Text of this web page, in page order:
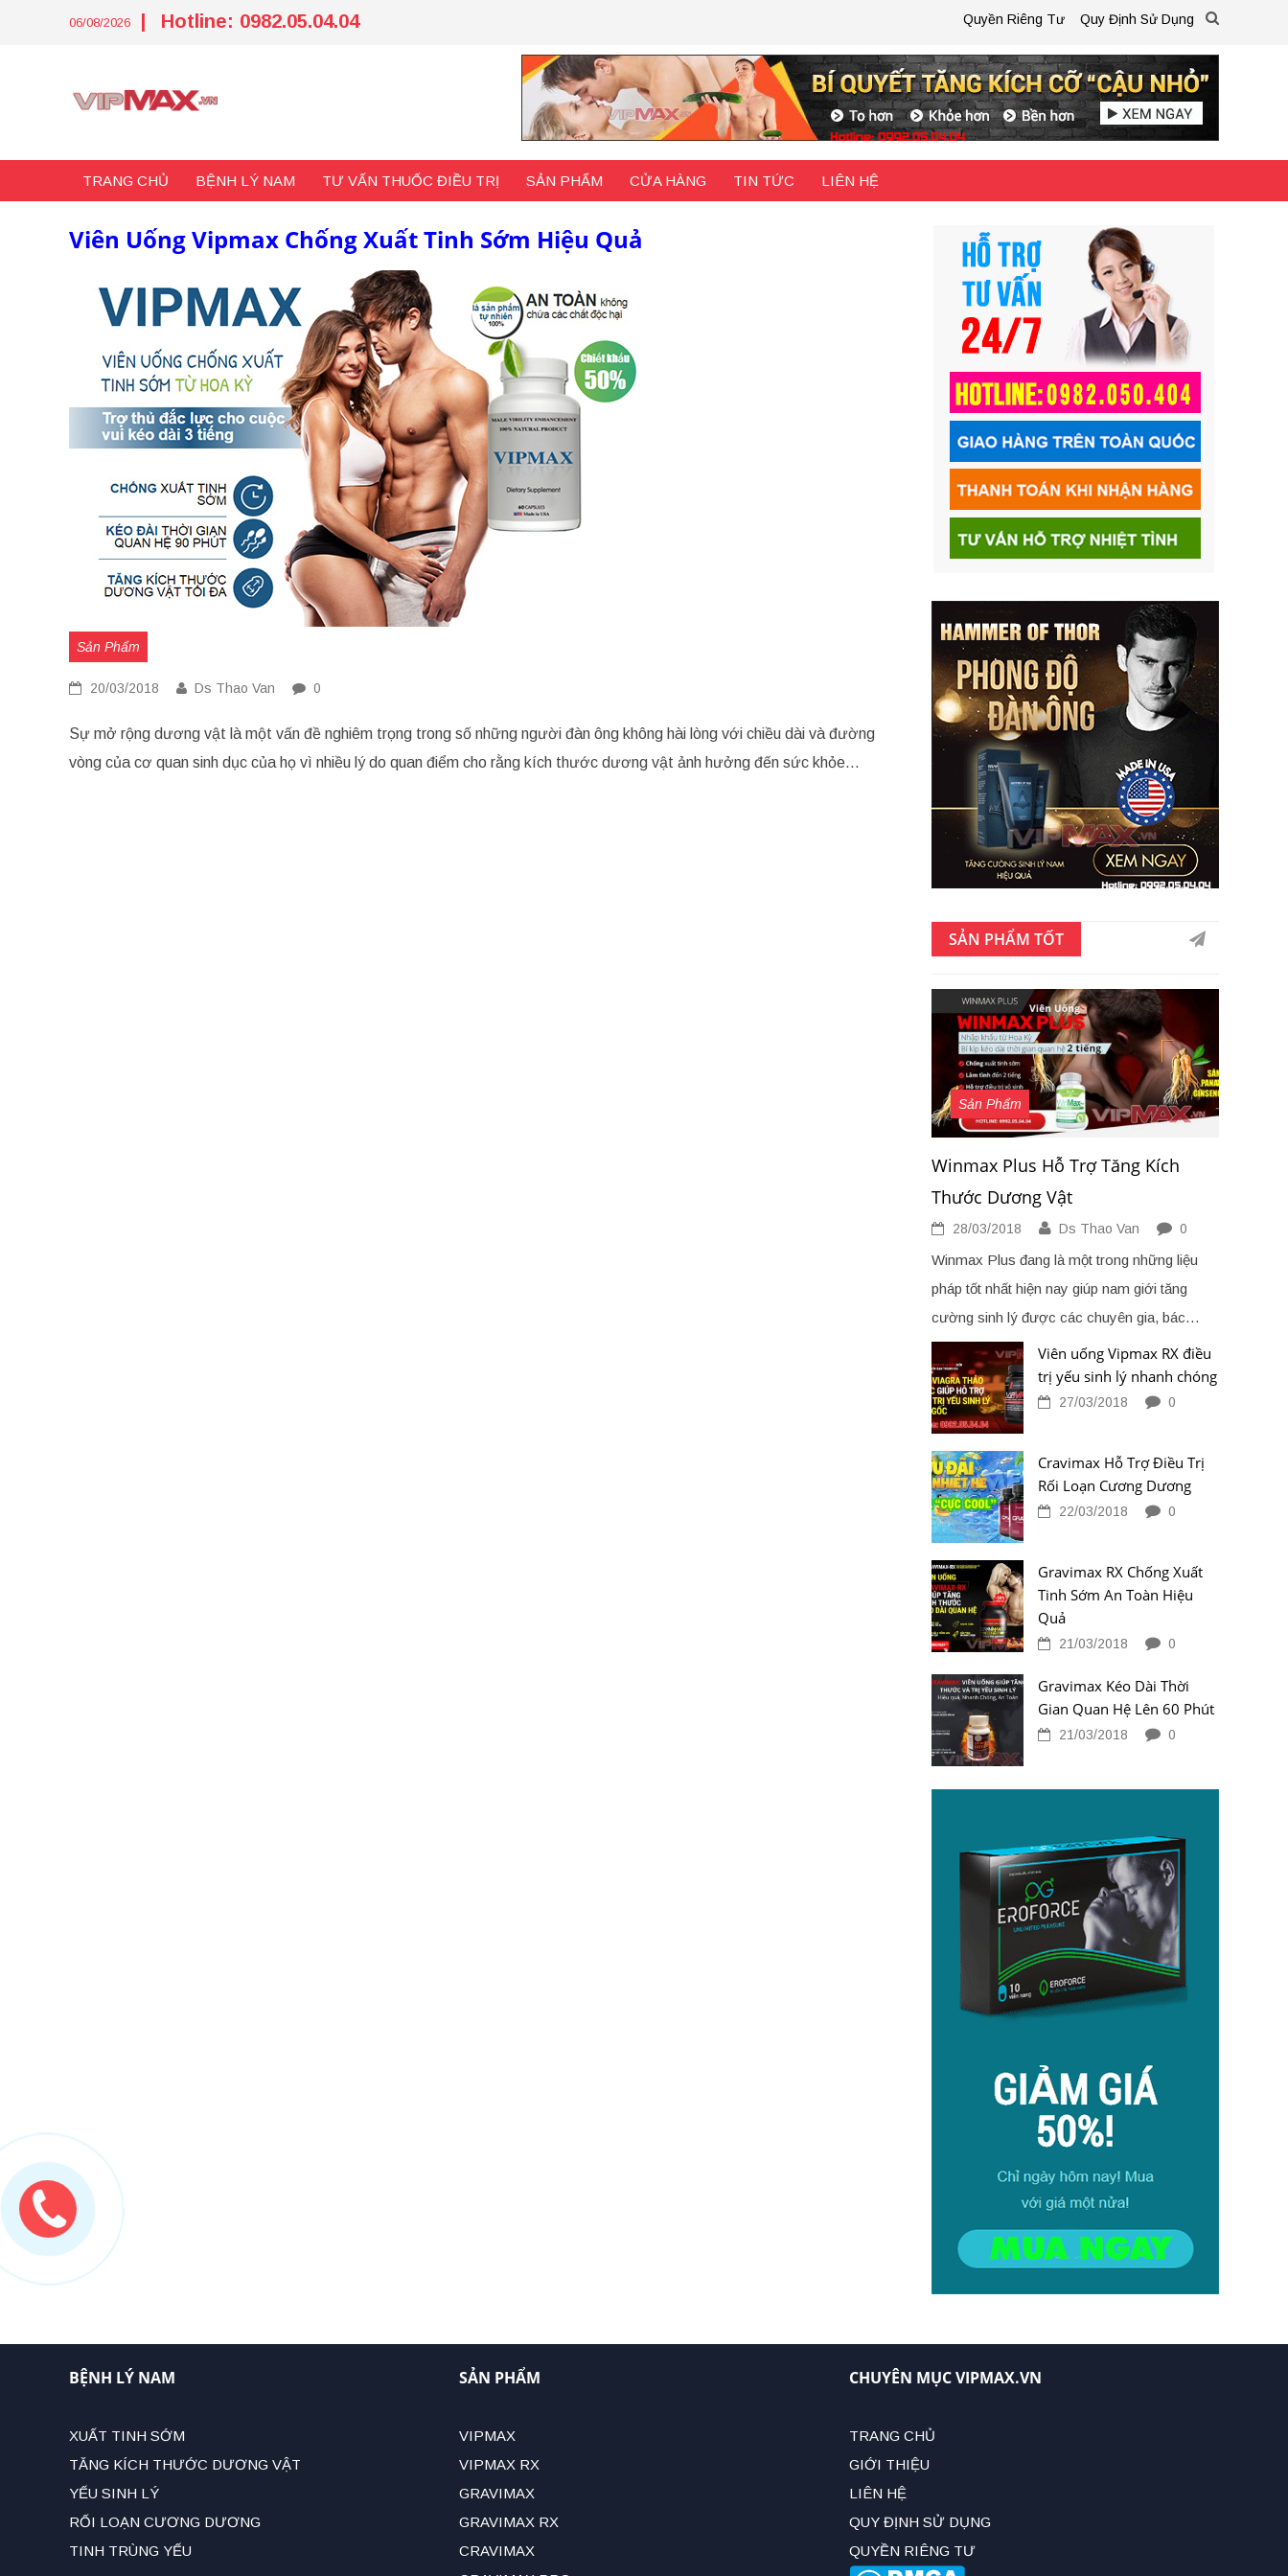
06/08/2026 Hotline: 0982.05.04.04 Quyền Riêng Tư Quy Định Sử Dụng
TRANG CHỦ BỆNH LÝ NAM TƯ VẤN THUỐC ĐIỀU TRỊ SẢN PHẨM CỬA HÀNG TIN TỨC LIÊN HỆ
Viên Uống Vipmax Chống Xuất Tinh Sớm Hiệu Quả
Sản Phẩm
20/03/2018 Ds Thao Van 0
Sự mở rộng dương vật là một vấn đề nghiêm trọng trong số những người đàn ông không hài lòng với chiều dài và đường
vòng của cơ quan sinh dục của họ vì nhiều lý do quan điểm cho rằng kích thước dương vật ảnh hưởng đến sức khỏe…
SẢN PHẨM TỐT
Sản Phẩm
Winmax Plus Hỗ Trợ Tăng Kích
Thước Dương Vật
28/03/2018 Ds Thao Van 0
Winmax Plus đang là một trong những liệu
pháp tốt nhất hiện nay giúp nam giới tăng
cường sinh lý được các chuyên gia, bác…
Viên uống Vipmax RX điều
trị yếu sinh lý nhanh chóng
27/03/2018 0
Cravimax Hỗ Trợ Điều Trị
Rối Loạn Cương Dương
22/03/2018 0
Gravimax RX Chống Xuất
Tinh Sớm An Toàn Hiệu
Quả
21/03/2018 0
Gravimax Kéo Dài Thời
Gian Quan Hệ Lên 60 Phút
21/03/2018 0
BỆNH LÝ NAM
XUẤT TINH SỚM
TĂNG KÍCH THƯỚC DƯƠNG VẬT
YẾU SINH LÝ
RỐI LOẠN CƯƠNG DƯƠNG
TINH TRÙNG YẾU
SẢN PHẨM
VIPMAX
VIPMAX RX
GRAVIMAX
GRAVIMAX RX
CRAVIMAX
CHUYÊN MỤC VIPMAX.VN
TRANG CHỦ
GIỚI THIỆU
LIÊN HỆ
QUY ĐỊNH SỬ DỤNG
QUYỀN RIÊNG TƯ